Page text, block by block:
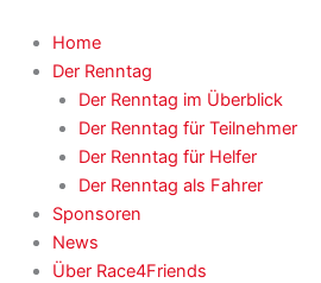
Inhalt
springen
Home
Der Renntag
Der Renntag im Überblick
Der Renntag für Teilnehmer
Der Renntag für Helfer
Der Renntag als Fahrer
Sponsoren
News
Über Race4Friends